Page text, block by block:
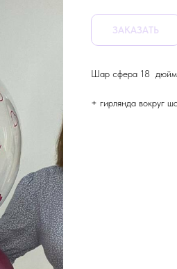
ЗАКАЗАТЬ
Шар сфера 18
+ гирлянда вокруг